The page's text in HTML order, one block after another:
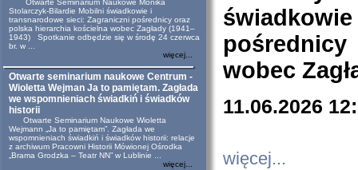
Otwarte Seminarium Naukowe Monika
Stolarczyk-Bilardie Mobilni świadkowie i
transnarodowe sieci: Zagraniczni pośrednicy oraz
polska hierarchia kościelna wobec Zagłady (1941–
1943) Spotkanie odbędzie się w środę 24 czerwca
br. w ...
więcej...
Otwarte seminarium naukowe Centrum -
Wioletta Wejman Ja to pamiętam. Zagłada
we wspomnieniach świadkiń i świadków
historii
Otwarte Seminarium Naukowe Wioletta
Wejmann „Ja to pamiętam”. Zagłada we
wspomnieniach świadkiń i świadków historii: relacje
z archiwum Pracowni Historii Mówionej Ośrodka
„Brama Grodzka – Teatr NN” w Lublinie ...
więcej...
wobec
11.06.2026
więcej...